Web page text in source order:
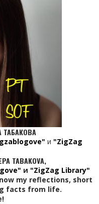
ТАБАКОВА
и "ZigZag
TABAKOVA,
и "ZigZag Library"
my reflections, short
facts from life.